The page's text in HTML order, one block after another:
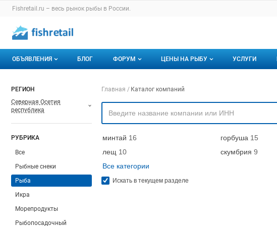
Раздел навигации по сайту fishretail.ru
Fishretail.ru – весь рынок рыбы в России.
Авторизация и меню пользователя
Навигация по разделам сайта fishretail.ru
ОБЪЯВЛЕНИЯ
Горячее предложение
Мои объявления
БЛОГ ФОРУМ
Избранные
С моим участием
ЦЕНЫ НА РЫБУ
Актуальные мониторинги
Динамика цен
УСЛУГИ
РЕГИОН
Северная Осетия
республика
РУБРИКА
Все
Рыбные снеки
Рыба
Икра
Морепродукты
Рыбопосадочный
Навигация по компаниям
Главная Каталог компаний
минтай 16 горбуша 15
лещ 10 скумбрия 9
Все категории
Искать в текущем разделе